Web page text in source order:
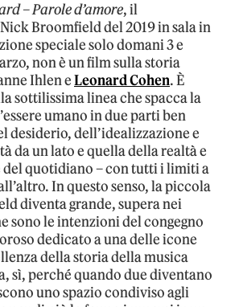
– Parole d’amore, il
Broomfield del 2019 in sala in
speciale solo domani 3 e
non è un film sulla storia
Ihlen eLeonard Cohen. È
sottilissima linea che spacca la
umano in due parti ben
desiderio, dell’idealizzazione e
da un lato e quella della realtà e
quotidiano – con tutti i limiti a
In questo senso, la piccola
diventa grande, supera nei
sono le intenzioni del congegno
dedicato a una delle icone
della storia della musica
sì, perché quando due diventano
uno spazio condiviso agli